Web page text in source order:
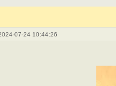
07-24 10:44:26